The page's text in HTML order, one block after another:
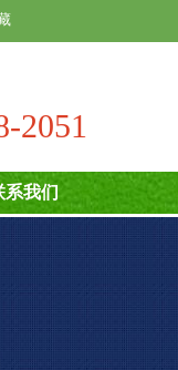
2051
系我们